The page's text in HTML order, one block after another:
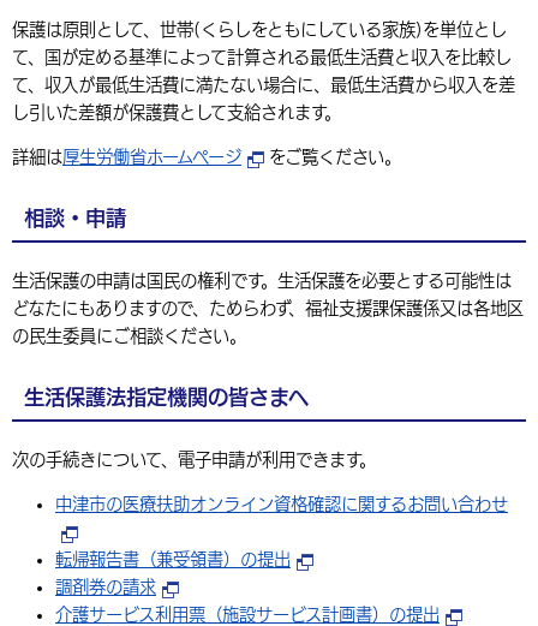
保護は原則として、世帯(くらしをともにしている家族)を単位とし
て、国が定める基準によって計算される最低生活費と収入を比較し
て、収入が最低生活費に満たない場合に、最低生活費から収入を差
し引いた差額が保護費として支給されます。
詳細は厚生労働省ホームページ をご覧ください。
相談・申請
生活保護の申請は国民の権利です。生活保護を必要とする可能性は
どなたにもありますので、ためらわず、福祉支援課保護係又は各地区
の民生委員にご相談ください。
生活保護法指定機関の皆さまへ
次の手続きについて、電子申請が利用できます。
中津市の医療扶助オンライン資格確認に関するお問い合わせ
転帰報告書（兼受領書）の提出
調剤券の請求
介護サービス利用票（施設サービス計画書）の提出